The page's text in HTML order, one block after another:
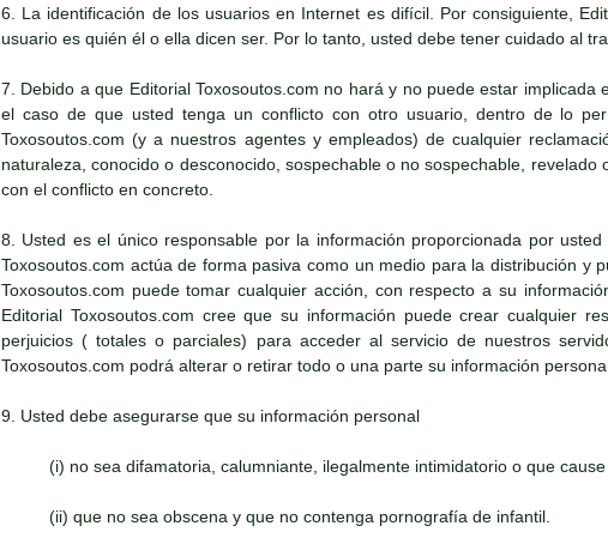
6. La identificación de los usuarios en Internet es difícil. Por consiguiente,
usuario es quién él o ella dicen ser. Por lo tanto, usted debe tener cuidado al
7. Debido a que Editorial Toxosoutos.com no hará y no puede estar
el caso de que usted tenga un conflicto con otro usuario, dentro de lo
Toxosoutos.com (y a nuestros agentes y empleados) de cualquier
naturaleza, conocido o desconocido, sospechable o no sospechable,
con el conflicto en concreto.
8. Usted es el único responsable por la información proporcionada por
Toxosoutos.com actúa de forma pasiva como un medio para la distribución y
Toxosoutos.com puede tomar cualquier acción, con respecto a su
Editorial Toxosoutos.com cree que su información puede crear cualquier
perjuicios ( totales o parciales) para acceder al servicio de nuestros
Toxosoutos.com podrá alterar o retirar todo o una parte su información
9. Usted debe asegurarse que su información personal
(i) no sea difamatoria, calumniante, ilegalmente intimidatorio o que
(ii) que no sea obscena y que no contenga pornografía de infantil.